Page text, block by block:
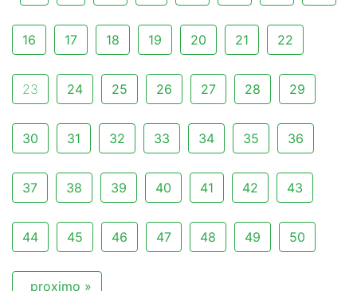
16 17 18 19 20 21 22
23 24 25 26 27 28 29
30 31 32 33 34 35 36
37 38 39 40 41 42 43
44 45 46 47 48 49 50
proximo »